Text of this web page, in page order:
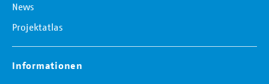
News
Projektatlas
Informationen